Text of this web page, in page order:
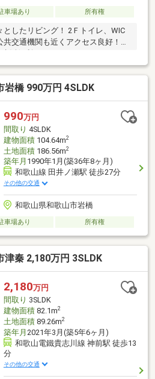
車場あり 所有権
したリビング！ 2Ｆトイレ、WIC
共交通機関も近くアクセス良好！
活便利！
岩橋 990万円 4SLDK
990万円
間取り 4SLDK
建物面積104.64m2
土地面積186.56m2
築年月 1990年1月(築36年8ヶ月)
和歌山線 田井ノ瀬駅 徒歩27分
その他の交通
和歌山県和歌山市岩橋
車場あり 所有権
津秦 2,180万円 3SLDK
2,180万円
間取り 3SLDK
建物面積82.1m2
土地面積89.26m2
築年月 2021年3月(築5年6ヶ月)
和歌山電鐵貴志川線 神前駅 徒歩13
分
その他の交通